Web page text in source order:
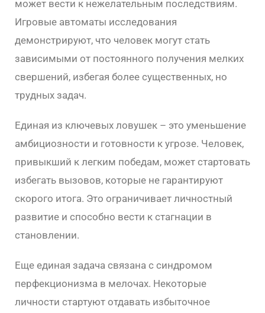
может вести к нежелательным последствиям.
Игровые автоматы исследования
демонстрируют, что человек могут стать
зависимыми от постоянного получения мелких
свершений, избегая более существенных, но
трудных задач.
Единая из ключевых ловушек – это уменьшение
амбициозности и готовности к угрозе. Человек,
привыкший к легким победам, может стартовать
избегать вызовов, которые не гарантируют
скорого итога. Это ограничивает личностный
развитие и способно вести к стагнации в
становлении.
Еще единая задача связана с синдромом
перфекционизма в мелочах. Некоторые
личности стартуют отдавать избыточное